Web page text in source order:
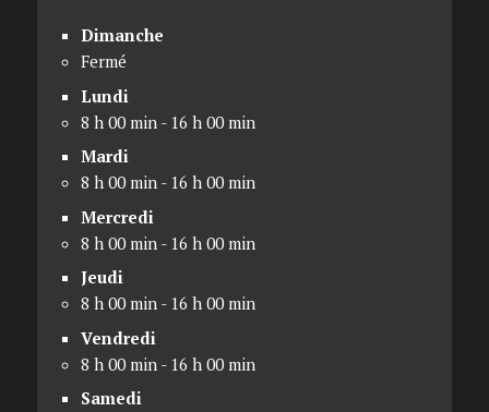
Dimanche
Fermé
Lundi
8 h 00 min - 16 h 00 min
Mardi
8 h 00 min - 16 h 00 min
Mercredi
8 h 00 min - 16 h 00 min
Jeudi
8 h 00 min - 16 h 00 min
Vendredi
8 h 00 min - 16 h 00 min
Samedi